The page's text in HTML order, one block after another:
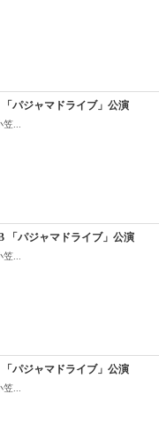
パジャマドライブ」公演
...
「パジャマドライブ」公演
...
パジャマドライブ」公演
...